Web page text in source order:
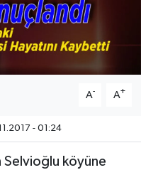
A- A+
- 01:24
Selvioğlu köyüne